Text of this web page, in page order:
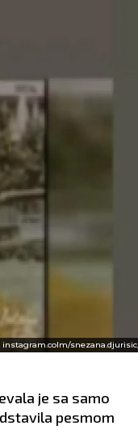
instagram.colm/snezana.djurisic_
je sa samo
pesmom